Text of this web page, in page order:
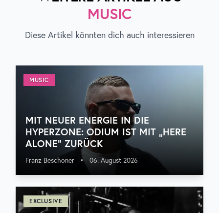
MUSIC
Diese Artikel könnten dich auch interessieren
MUSIC
MIT NEUER ENERGIE IN DIE
HYPERZONE: ODIUM IST MIT „HERE
ALONE“ ZURÜCK
Franz Beschoner • 06. August 2026
EXCLUSIVE